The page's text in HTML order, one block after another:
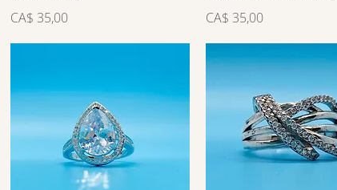
Preço
CA$ 35,00
Preço
CA$ 35,00